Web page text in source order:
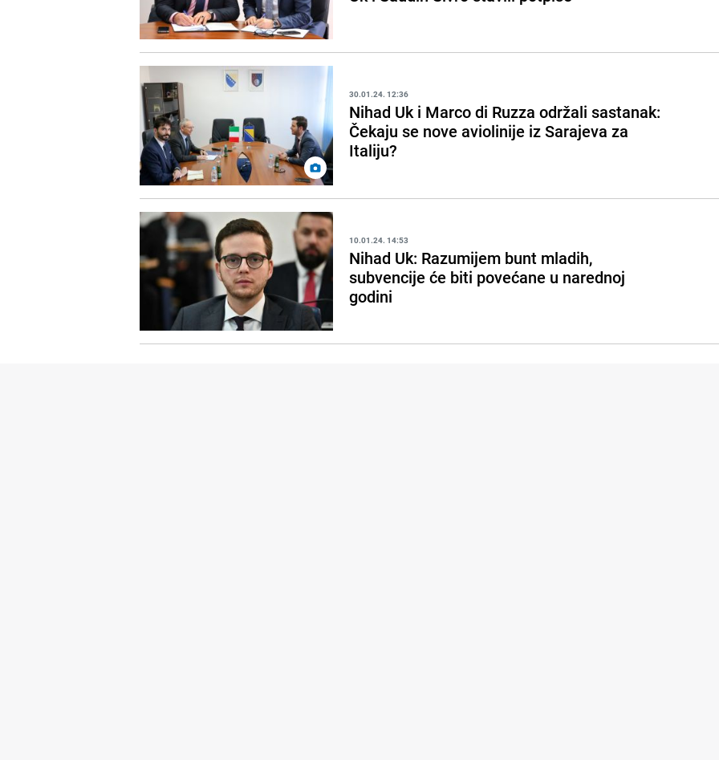
30.01.24. 12:36
Nihad Uk i Marco di Ruzza održali sastanak:
Čekaju se nove aviolinije iz Sarajeva za
Italiju?
10.01.24. 14:53
Nihad Uk: Razumijem bunt mladih,
subvencije će biti povećane u narednoj
godini